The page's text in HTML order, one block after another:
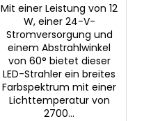
Mit einer Leistung von 12
W, einer 24-V-
Stromversorgung und
einem Abstrahlwinkel
von 60° bietet dieser
LED-Strahler ein breites
Farbspektrum mit einer
Lichttemperatur von
2700...